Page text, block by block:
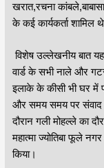
खरात,रचना
के कई कार्यकर्ता शामिल
विशेष उल्लेखनीय बात
वार्ड के सभी नाले और
इलाके के कीसी भी घर में
और समय समय पर संवाद
दौरान गली मोहल्ले का
महात्मा ज्योतिबा फूले नगर
किया।